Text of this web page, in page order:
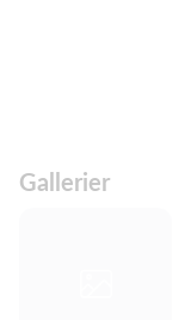
Gallerier